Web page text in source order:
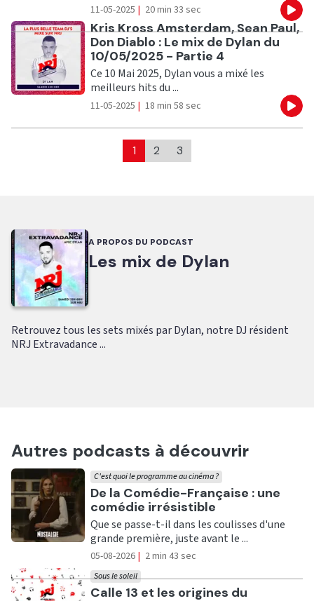
11-05-2025 | 20 min 33 sec
Ecouter
Kris Kross Amsterdam, Sean Paul,
Don Diablo : Le mix de Dylan du
10/05/2025 - Partie 4
Ce 10 Mai 2025, Dylan vous a mixé les
meilleurs hits du ...
11-05-2025 | 18 min 58 sec
1 2 3
A PROPOS DU PODCAST
Les mix de Dylan
Retrouvez tous les sets mixés par Dylan, notre DJ résident
NRJ Extravadance ...
Autres podcasts à découvrir
Ecouter
De la Comédie-Française : une
comédie irrésistible
C'est quoi le programme au cinéma ?
Que se passe-t-il dans les coulisses d'une
grande première, juste avant le ...
05-08-2026 | 2 min 43 sec
Ecouter
Calle 13 et les origines du
Sous le soleil